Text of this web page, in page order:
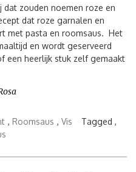
dat zouden noemen roze en
dat roze garnalen en
met pasta en roomsaus. Het
en wordt geserveerd
een heerlijk stuk zelf gemaakt
, Roomsaus , Vis
Tagged ,